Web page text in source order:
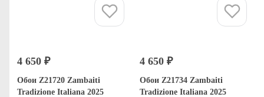
4 650 ₽
Обои Z21720 Zambaiti
Tradizione Italiana 2025
4 650 ₽
Обои Z21734 Zambaiti
Tradizione Italiana 2025